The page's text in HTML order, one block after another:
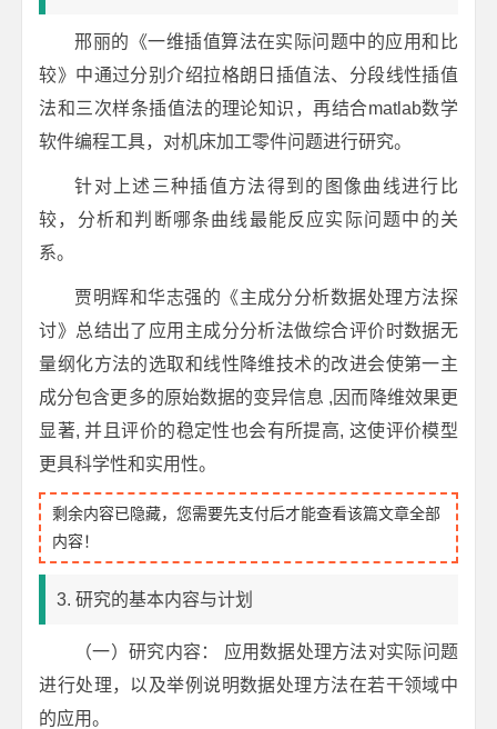
邢丽的《一维插值算法在实际问题中的应用和比
较》中通过分别介绍拉格朗日插值法、分段线性插值
法和三次样条插值法的理论知识，再结合matlab数学
软件编程工具，对机床加工零件问题进行研究。
针对上述三种插值方法得到的图像曲线进行比
较，分析和判断哪条曲线最能反应实际问题中的关
系。
贾明辉和华志强的《主成分分析数据处理方法探
讨》总结出了应用主成分分析法做综合评价时数据无
量纲化方法的选取和线性降维技术的改进会使第一主
成分包含更多的原始数据的变异信息 ,因而降维效果更
显著, 并且评价的稳定性也会有所提高, 这使评价模型
更具科学性和实用性。
剩余内容已隐藏，您需要先支付后才能查看该篇文章全部
内容！
3. 研究的基本内容与计划
（一）研究内容： 应用数据处理方法对实际问题
进行处理，以及举例说明数据处理方法在若干领域中
的应用。